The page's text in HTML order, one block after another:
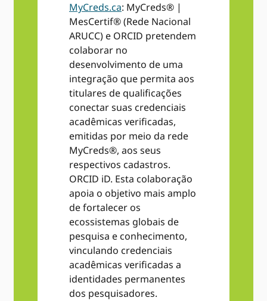
MyCreds.ca: MyCreds® |
MesCertif® (Rede Nacional
ARUCC) e ORCID pretendem
colaborar no
desenvolvimento de uma
integração que permita aos
titulares de qualificações
conectar suas credenciais
acadêmicas verificadas,
emitidas por meio da rede
MyCreds®, aos seus
respectivos cadastros.
ORCID iD. Esta colaboração
apoia o objetivo mais amplo
de fortalecer os
ecossistemas globais de
pesquisa e conhecimento,
vinculando credenciais
acadêmicas verificadas a
identidades permanentes
dos pesquisadores.